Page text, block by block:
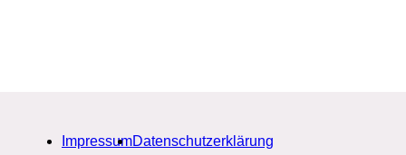
ImpressumDatenschutzerklärung